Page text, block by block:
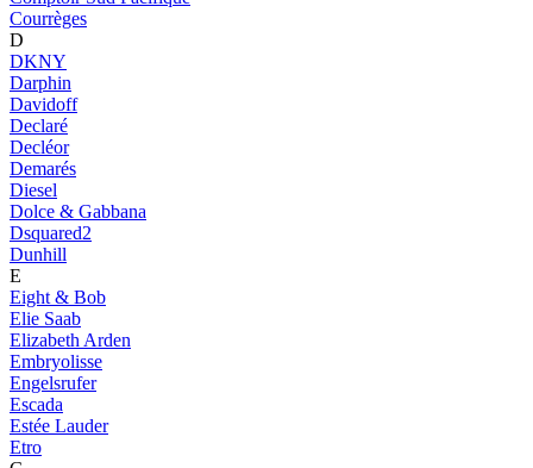
Courrèges
D
DKNY
Darphin
Davidoff
Declaré
Decléor
Demarés
Diesel
Dolce & Gabbana
Dsquared2
Dunhill
E
Eight & Bob
Elie Saab
Elizabeth Arden
Embryolisse
Engelsrufer
Escada
Estée Lauder
Etro